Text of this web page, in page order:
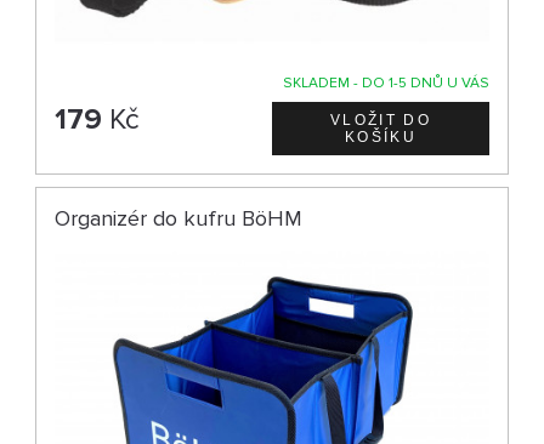
SKLADEM - DO 1-5 DNŮ U VÁS
179 Kč
Organizér do kufru BöHM